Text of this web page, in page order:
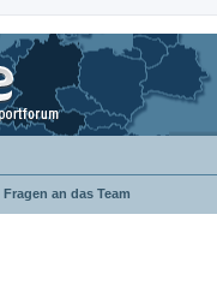
Fragen an das Team